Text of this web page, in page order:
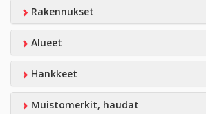
Rakennukset
Alueet
Hankkeet
Muistomerkit, haudat